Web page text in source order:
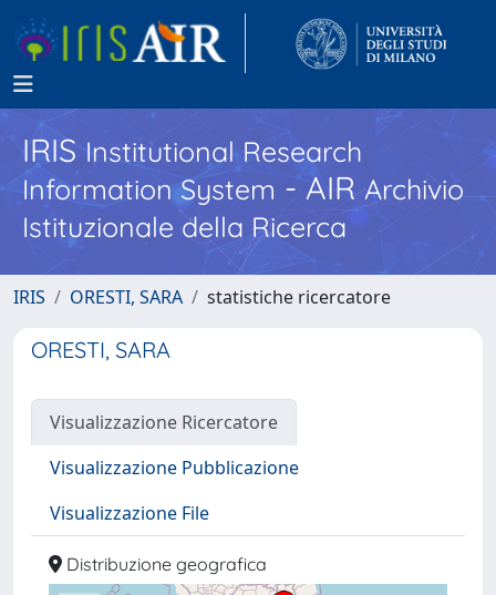
IRISInstitutional Research
Information System - AIR Archivio
Istituzionale della Ricerca
IRIS ORESTI, SARA statistiche ricercatore
ORESTI, SARA
Visualizzazione Ricercatore
Visualizzazione Pubblicazione
Visualizzazione File
Distribuzione geografica